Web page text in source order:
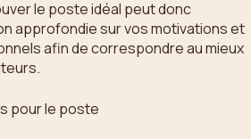
le poste idéal peut donc
approfondie sur vos motivations et
afin de correspondre au mieux
pour le poste